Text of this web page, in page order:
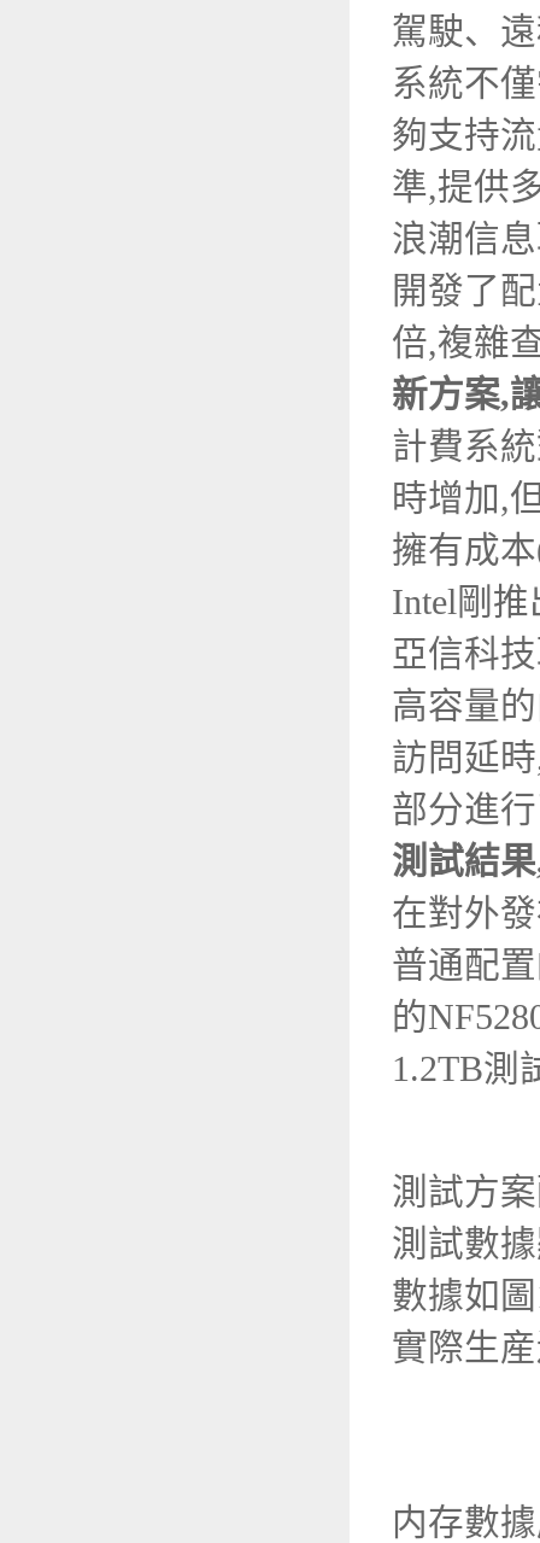
駕駛、
系統不
夠支持
準,提供
浪潮信
開發了
倍,複雜
新方案,
計費系
時增加,
擁有成
Intel剛
亞信科
高容量
訪問延
部分進
測試結
在對外
普通配
的
1.2TB測
測試方
測試數
數據如圖
實際生
内存數